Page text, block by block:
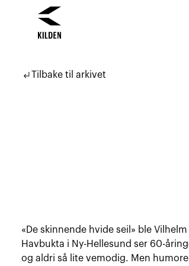
innhold
navigasjon
subdirectory_arrow_leftTilbake til arkivet
«De skinnende hvide seil» ble
Havbukta i Ny-Hellesund ser 60-
og aldri så lite vemodig. Men